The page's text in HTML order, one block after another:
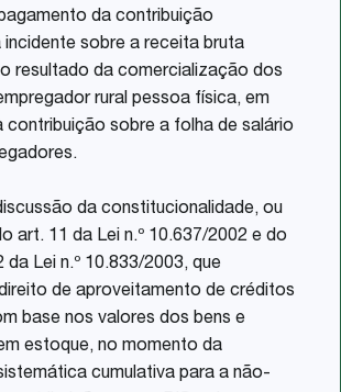
da contribuição
incidente sobre a receita bruta
resultado da comercialização dos
rural pessoa física, em
contribuição sobre a folha de salário
da constitucionalidade, ou
art. 11 da Lei n.º 10.637/2002 e do
da Lei n.º 10.833/2003, que
de aproveitamento de créditos
base nos valores dos bens e
estoque, no momento da
cumulativa para a não-